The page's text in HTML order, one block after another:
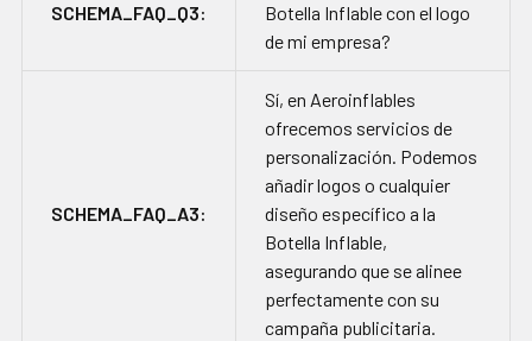
SCHEMA_FAQ_Q3:
Botella Inflable con el logo
de mi empresa?
SCHEMA_FAQ_A3:
Sí, en Aeroinflables
ofrecemos servicios de
personalización. Podemos
añadir logos o cualquier
diseño específico a la
Botella Inflable,
asegurando que se alinee
perfectamente con su
campaña publicitaria.